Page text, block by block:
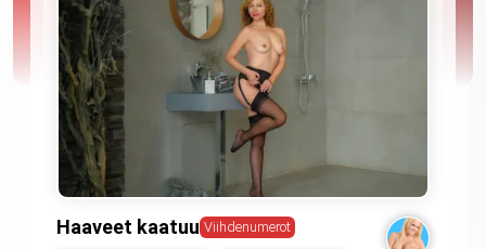
Haaveet kaatuu Viihdenumerot